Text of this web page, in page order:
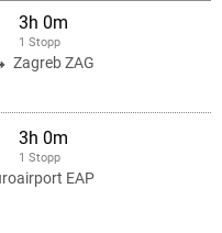
3h 0m
1 Stopp
Zagreb ZAG
3h 0m
1 Stopp
EAP